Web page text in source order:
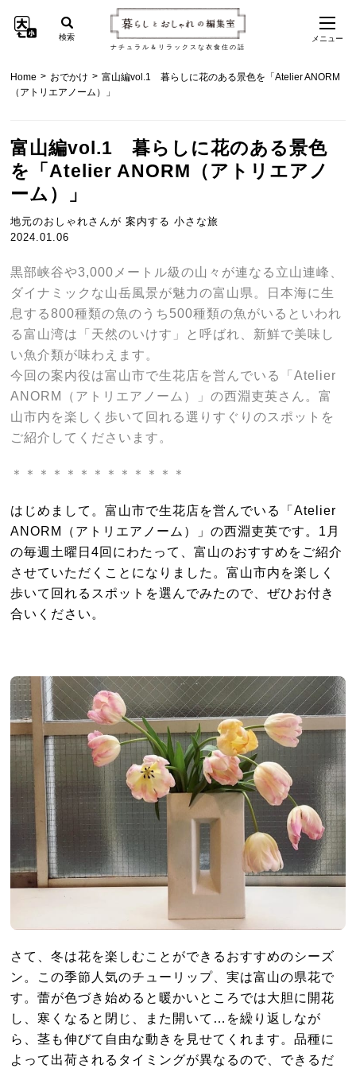
ナチュラル＆リラックスな衣食住の話
検索 メニュー
Home > おでかけ > 富山編vol.1 暮らしに花のある景色を「Atelier ANORM
（アトリエアノーム）」
富山編vol.1 暮らしに花のある景色
を「Atelier ANORM（アトリエアノ
ーム）」
地元のおしゃれさんが 案内する 小さな旅
2024.01.06
黒部峡谷や3,000メートル級の山々が連なる立山連峰、
ダイナミックな山岳風景が魅力の富山県。日本海に生
息する800種類の魚のうち500種類の魚がいるといわれ
る富山湾は「天然のいけす」と呼ばれ、新鮮で美味し
い魚介類が味わえます。
今回の案内役は富山市で生花店を営んでいる「Atelier
ANORM（アトリエアノーム）」の西淵吏英さん。富
山市内を楽しく歩いて回れる選りすぐりのスポットを
ご紹介してくださいます。
＊＊＊＊＊＊＊＊＊＊＊＊＊
はじめまして。富山市で生花店を営んでいる「Atelier
ANORM（アトリエアノーム）」の西淵吏英です。1月
の毎週土曜日4回にわたって、富山のおすすめをご紹介
させていただくことになりました。富山市内を楽しく
歩いて回れるスポットを選んでみたので、ぜひお付き
合いください。
さて、冬は花を楽しむことができるおすすめのシーズ
ン。この季節人気のチューリップ、実は富山の県花で
す。蕾が色づき始めると暖かいところでは大胆に開花
し、寒くなると閉じ、また開いて…を繰り返しなが
ら、茎も伸びて自由な動きを見せてくれます。品種に
よって出荷されるタイミングが異なるので、できるだ